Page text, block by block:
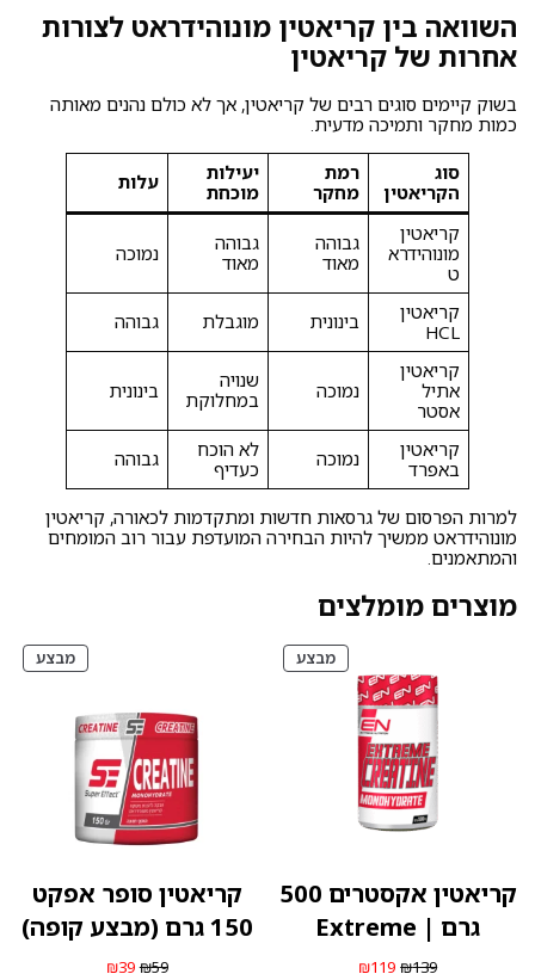
השוואה בין קריאטין מונוהידראט לצורות
אחרות של קריאטין
בשוק קיימים סוגים רבים של קריאטין, אך לא כולם נהנים מאותה
כמות מחקר ותמיכה מדעית.
סוג
הקריאטין
רמת
מחקר
יעילות
מוכחת
עלות
קריאטין
מונוהידרא
ט
גבוהה
מאוד
גבוהה
מאוד
נמוכה
קריאטין
HCL
בינונית מוגבלת גבוהה
קריאטין
אתיל
אסטר
נמוכה
שנויה
במחלוקת
בינונית
קריאטין
באפרד
נמוכה
לא הוכח
כעדיף
גבוהה
למרות הפרסום של גרסאות חדשות ומתקדמות לכאורה, קריאטין
מונוהידראט ממשיך להיות הבחירה המועדפת עבור רוב המומחים
והמתאמנים.
מוצרים מומלצים
מבצעמוצרים
במבצע
קריאטין אקסטרים 500
גרם | Extreme
₪139 המחיר
₪119 המחיר
מבצע
קריאטין סופר אפקט
150 גרם (מבצע קופה)
₪59 המחיר
₪39